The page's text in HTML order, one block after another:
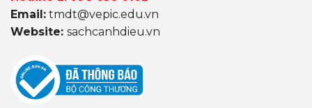
Email: tmdt@vepic.edu.vn
Website: sachcanhdieu.vn